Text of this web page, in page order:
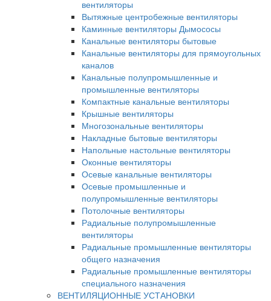
вентиляторы
Вытяжные центробежные вентиляторы
Каминные вентиляторы Дымососы
Канальные вентиляторы бытовые
Канальные вентиляторы для прямоугольных
каналов
Канальные полупромышленные и
промышленные вентиляторы
Компактные канальные вентиляторы
Крышные вентиляторы
Многозональные вентиляторы
Накладные бытовые вентиляторы
Напольные настольные вентиляторы
Оконные вентиляторы
Осевые канальные вентиляторы
Осевые промышленные и
полупромышленные вентиляторы
Потолочные вентиляторы
Радиальные полупромышленные
вентиляторы
Радиальные промышленные вентиляторы
общего назначения
Радиальные промышленные вентиляторы
специального назначения
ВЕНТИЛЯЦИОННЫЕ УСТАНОВКИ